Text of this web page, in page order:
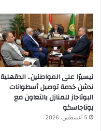
تيسيرًا على المواطنين.. الدقهلية
تدشن خدمة توصيل أسطوانات
البوتاجاز للمنازل بالتعاون مع
بوتاجاسكو
5 أغسطس، 2026